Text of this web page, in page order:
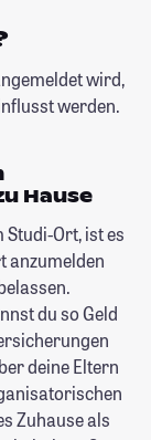
wird,
werden.
Hause
Ort, ist es
anzumelden
du so Geld
deine Eltern
Zuhause als